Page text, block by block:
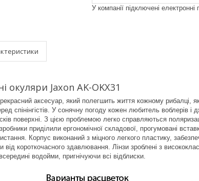
У компанії підключені
окуляри Jaxon AK-OKX31
аксесуар, який полегшить життя кожному рибалці,
спінінгістів. У сонячну погоду кожен любитель воблерів
поверхні. З цією проблемою легко справляються
приділили ергономічної складової, прогумовані
Корпус виконаний з міцного легкого пластику,
від короткочасного здавлювання. Лінзи зроблені з
водойми, пригнічуючи всі відблиски.